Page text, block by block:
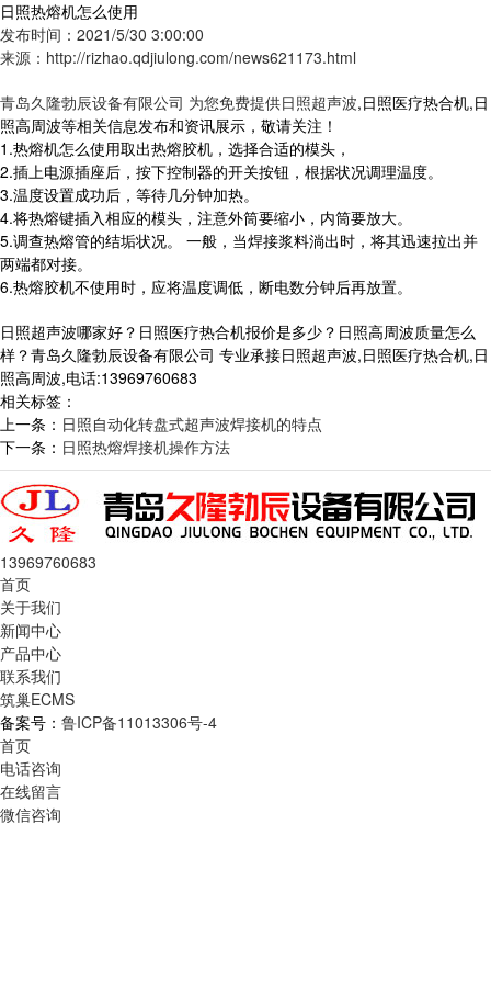
日照热熔机怎么使用
发布时间：2021/5/30 3:00:00
来源：http://rizhao.qdjiulong.com/news621173.html
青岛久隆勃辰设备有限公司 为您免费提供日照超声波,日照医疗热合机,日
照高周波等相关信息发布和资讯展示，敬请关注！
1.热熔机怎么使用取出热熔胶机，选择合适的模头，
2.插上电源插座后，按下控制器的开关按钮，根据状况调理温度。
3.温度设置成功后，等待几分钟加热。
4.将热熔键插入相应的模头，注意外筒要缩小，内筒要放大。
5.调查热熔管的结垢状况。 一般，当焊接浆料淌出时，将其迅速拉出并
两端都对接。
6.热熔胶机不使用时，应将温度调低，断电数分钟后再放置。
日照超声波哪家好？日照医疗热合机报价是多少？日照高周波质量怎么
样？青岛久隆勃辰设备有限公司 专业承接日照超声波,日照医疗热合机,日
照高周波,电话:13969760683
相关标签：
上一条： 日照自动化转盘式超声波焊接机的特点
下一条： 日照热熔焊接机操作方法
13969760683
首页
关于我们
新闻中心
产品中心
联系我们
筑巢ECMS
备案号： 鲁ICP备11013306号-4
首页
电话咨询
在线留言
微信咨询